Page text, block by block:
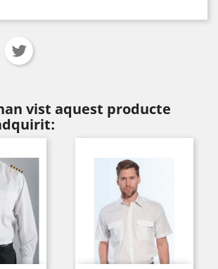
vist aquest producte